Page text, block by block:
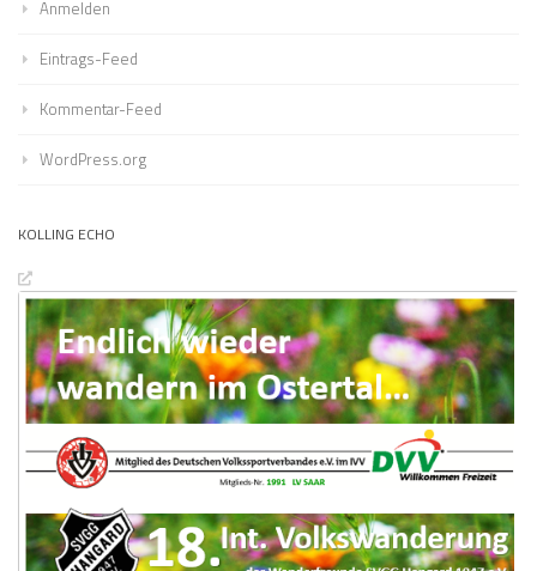
Anmelden
Eintrags-Feed
Kommentar-Feed
WordPress.org
KOLLING ECHO